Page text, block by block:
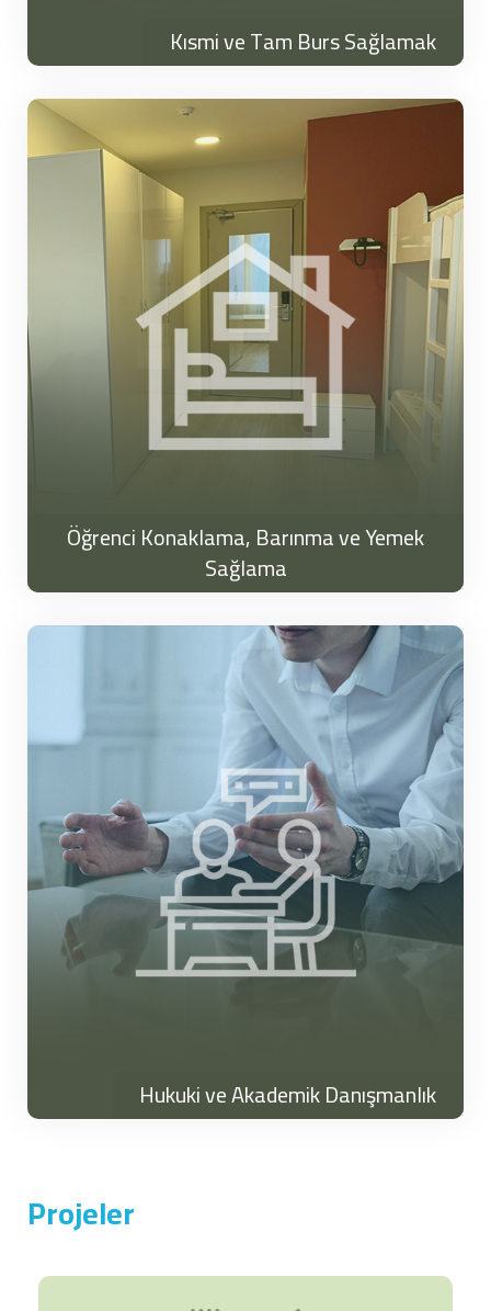
Kısmi ve Tam Burs Sağlamak
Öğrenci Konaklama, Barınma ve Yemek
Sağlama
Hukuki ve Akademik Danışmanlık
Projeler